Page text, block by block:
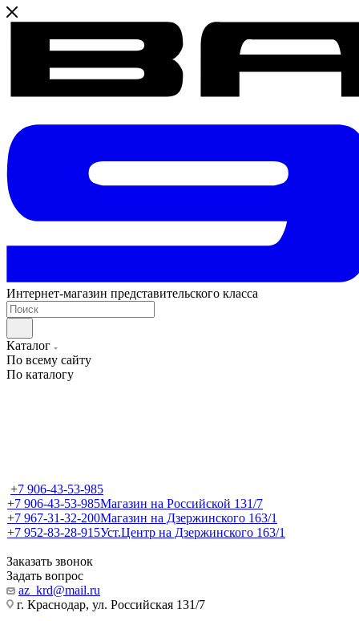
Интернет-магазин представительского класса
Каталог
По всему сайту
По каталогу
+7 906-43-53-985
+7 906-43-53-985Магазин на Российской 131/7
+7 967-31-32-200Магазин на Дзержинского 163/1
+7 952-83-28-915Уст.Центр на Дзержинского 163/1
Заказать звонок
Задать вопрос
az_krd@mail.ru
г. Краснодар, ул. Российская 131/7